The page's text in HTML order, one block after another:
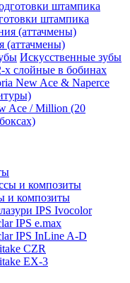
штампика
(аттачмены)
Искусственные зубы
слойные в бобинах
New Ace & Naperce
Ace / Million (20
и композиты
IPS Ivocolor
IPS e.max
IPS InLine A-D
CZR
EX-3